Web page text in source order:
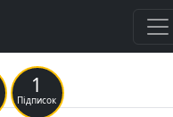
1
Підписок